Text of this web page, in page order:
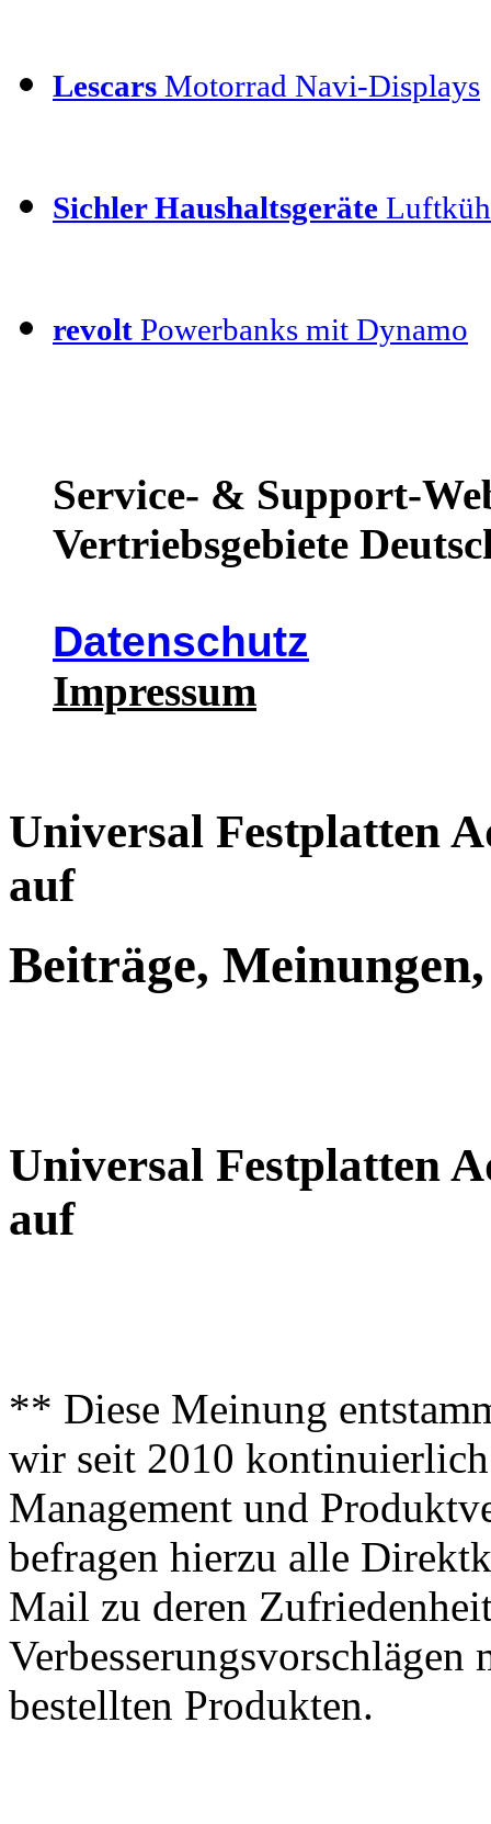
Lescars Motorrad Navi-Displays
Sichler Haushaltsgeräte
revolt Powerbanks mit Dynamo
Service- & Support-
Vertriebsgebiete
Datenschutz
Impressum
Universal Festplatten
auf
Beiträge,
Universal Festplatten
auf
** Diese Meinung
wir seit 2010
Management und
befragen hierzu alle
Mail zu deren
bestellten Produkten.